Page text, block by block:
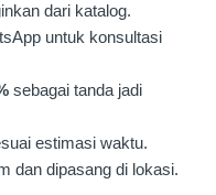
dari katalog.
untuk konsultasi
sebagai tanda jadi
estimasi waktu.
dan dipasang di lokasi.